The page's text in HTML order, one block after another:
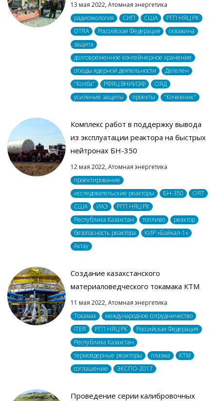
13 мая 2022, Атомная энергетика
радиоэкология
СИП США
РГП НЯЦ РК
DTRA
Российская Федерация
скважина
защита
долговременное контейнерное хранение
отходы ядерной деятельности
Дегелен
"Колба"
РФЯЦ ВНИИЭФ
ОЯД
усиление защиты
проекты "Кочевник"
Комплекс работ в поддержку вывода
из эксплуатации реактора на быстрых
нейтронах БН-350
12 мая 2022, Атомная энергетика
проектирование
исследовательские реакторы
БН-350
ОЯТ
США
ИАЭ
РГП НЯЦ РК
Республика Казахстан
топливо
реактор
безопасность реактора
КИР «Байкал-1»
Актау
Создание казахстанского
материаловедческого токамака КТМ
11 мая 2022, Атомная энергетика
Токамак
международное сотрудничество
ITER
РГП НЯЦ РК
Российская Федерация
Республика Казахстан
термоядерные реакторы
плазма
КТМ
соглашение
ЭКСПО-2017
Проведение серии калибровочных